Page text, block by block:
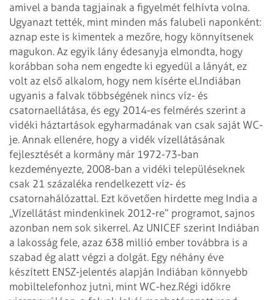
amivel a banda tagjainak a figyelmét felhívta volna.
Ugyanazt tették, mint minden más falubeli naponként:
aznap este is kimentek a mezőre, hogy könnyítsenek
magukon. Az egyik lány édesanyja elmondta, hogy
korábban soha nem engedte ki egyedül a lányát, ez
volt az első alkalom, hogy nem kísérte el.Indiában
ugyanis a falvak többségének nincs víz- és
csatornaellátása, és egy 2014-es felmérés szerint a
vidéki háztartások egyharmadának van csak saját WC-
je. Annak ellenére, hogy a vidék vízellátásának
fejlesztését a kormány már 1972-73-ban
kezdeményezte, 2008-ban a vidéki településeknek
csak 21 százaléka rendelkezett víz- és
csatornahálózattal. Ezt követően hirdette meg India a
„Vízellátást mindenkinek 2012-re” programot, sajnos
azonban nem sok sikerrel. Az UNICEF szerint Indiában
a lakosság fele, azaz 638 millió ember továbbra is a
szabad ég alatt végzi a dolgát. Egy néhány éve
készített ENSZ-jelentés alapján Indiában könnyebb
mobiltelefonhoz jutni, mint WC-hez.Régi időkre